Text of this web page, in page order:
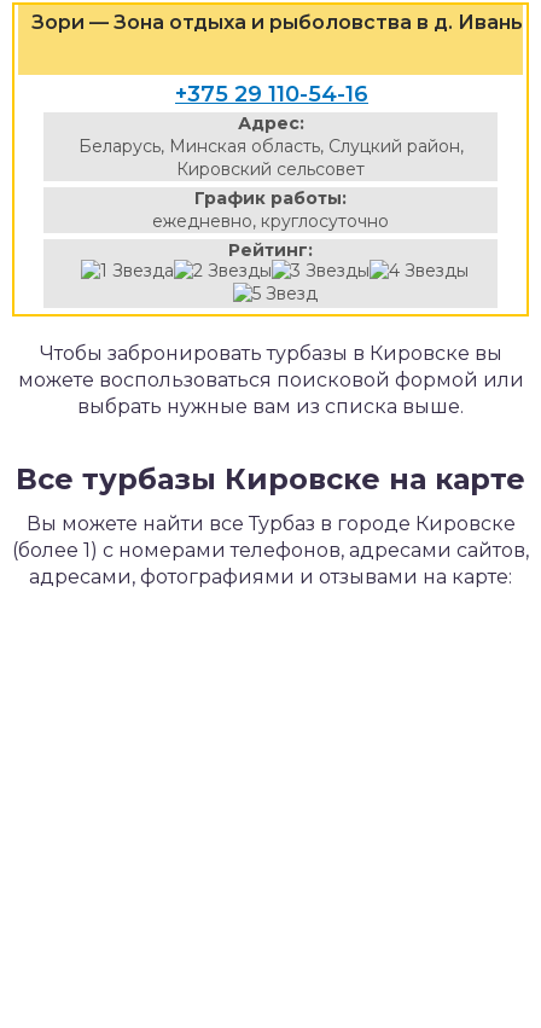
Зори — Зона отдыха и рыболовства в д. Ивань
+375 29 110-54-16
Адрес:
Беларусь, Минская область, Слуцкий район,
Кировский сельсовет
График работы:
ежедневно, круглосуточно
Рейтинг:
Чтобы забронировать турбазы в Кировске вы
можете воспользоваться поисковой формой или
выбрать нужные вам из списка выше.
Все турбазы Кировске на карте
Вы можете найти все Турбаз в городе Кировске
(более 1) с номерами телефонов, адресами сайтов,
адресами, фотографиями и отзывами на карте: